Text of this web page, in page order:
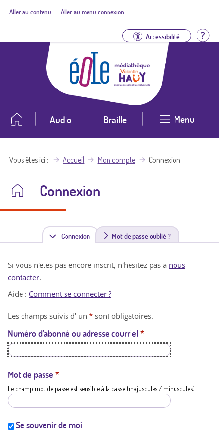
Aller au contenu Aller au menu connexion
Accessibilité
Audio Braille Menu
Vous êtes ici Accueil Mon compte Connexion
Connexion
Connexion(
n
t
a
t
i
Mot de passe oublié ?
Si vous n'êtes pas encore inscrit, n'hésitez pas à nous
contacter.
Aide : Comment se connecter ?
Les champs suivis d' un * sont obligatoires.
Numéro d'abonné ou adresse courriel *
Mot de passe *
Le champ mot de passe est sensible à la casse (majuscules / minuscules)
Se souvenir de moi